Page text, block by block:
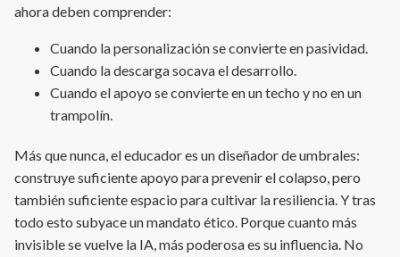
ahora deben comprender:
Cuando la personalización se convierte en pasividad.
Cuando la descarga socava el desarrollo.
Cuando el apoyo se convierte en un techo y no en un
trampolín.
Más que nunca, el educador es un diseñador de umbrales:
construye suficiente apoyo para prevenir el colapso, pero
también suficiente espacio para cultivar la resiliencia. Y tras
todo esto subyace un mandato ético. Porque cuanto más
invisible se vuelve la IA, más poderosa es su influencia. No